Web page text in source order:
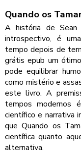
Quando os
A história de Sean
introspectivo, é
tempo depois de
grátis epub um
pode equilibrar
como mistério e
este livro. A
tempos modernos
científico e narrativa
que Quando os
científica quanto
alternativa.